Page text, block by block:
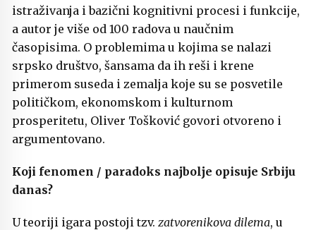
istraživanja i bazični kognitivni procesi i funkcije,
a autor je više od 100 radova u naučnim
časopisima. O problemima u kojima se nalazi
srpsko društvo, šansama da ih reši i krene
primerom suseda i zemalja koje su se posvetile
političkom, ekonomskom i kulturnom
prosperitetu, Oliver Tošković govori otvoreno i
argumentovano.
Koji fenomen / paradoks najbolje opisuje Srbiju
danas?
U teoriji igara postoji tzv. zatvorenikova dilema, u